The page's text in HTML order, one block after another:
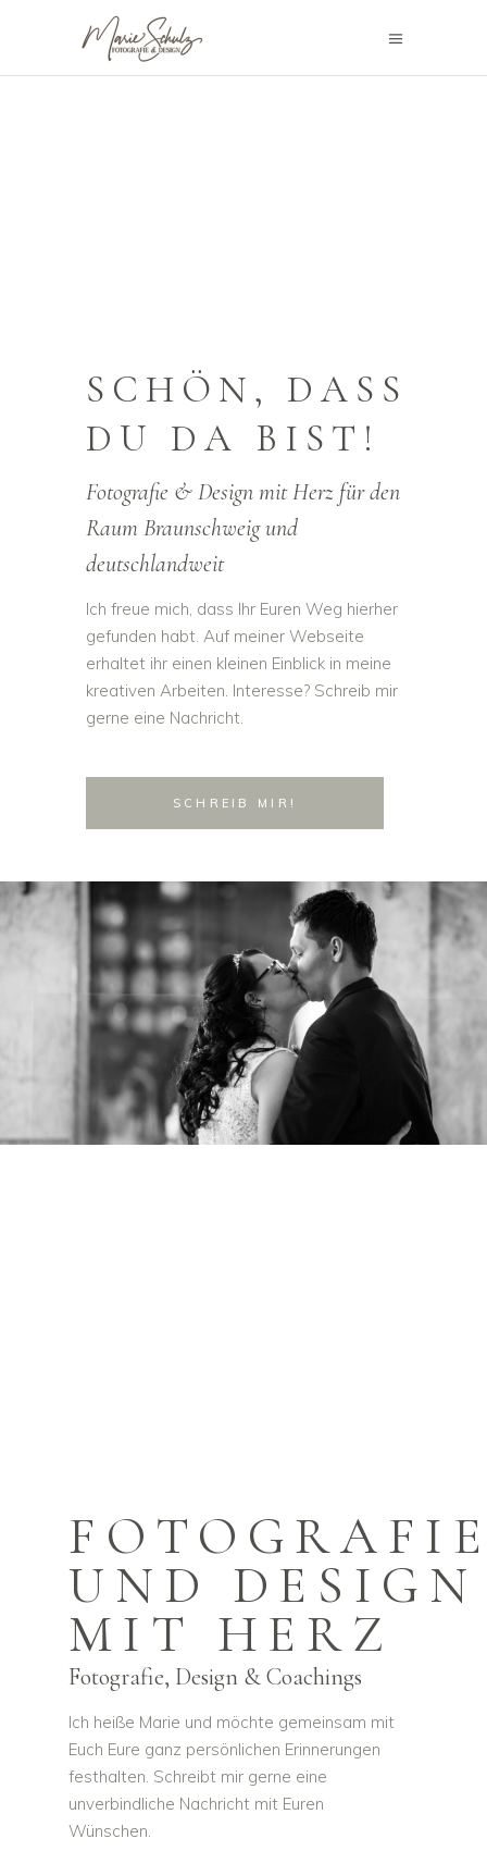
SCHÖN, DASS
DU DA BIST!
Fotografie & Design mit Herz für den
Raum Braunschweig und
deutschlandweit
Ich freue mich, dass Ihr Euren Weg hierher
gefunden habt. Auf meiner Webseite
erhaltet ihr einen kleinen Einblick in meine
kreativen Arbeiten. Interesse? Schreib mir
gerne eine Nachricht.
SCHREIB MIR!
UND DESIGN
MIT HERZ
Fotografie, Design & Coachings
Ich heiße Marie und möchte gemeinsam mit
Euch Eure ganz persönlichen Erinnerungen
festhalten. Schreibt mir gerne eine
unverbindliche Nachricht mit Euren
Wünschen.